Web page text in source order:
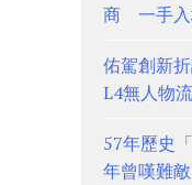
商 一手入
佑駕創新
L4無人物
57年歷史
年曾嘆難